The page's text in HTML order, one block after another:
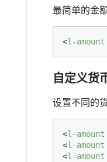
最简单的金
<l-amount
自定义货
设置不同的
<l-amount
<l-amount
<l-amount